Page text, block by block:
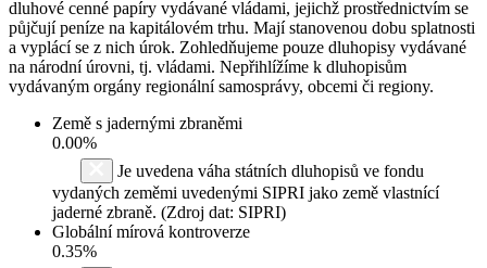
dluhové cenné papíry vydávané vládami, jejichž prostřednictvím se
půjčují peníze na kapitálovém trhu. Mají stanovenou dobu splatnosti
a vyplácí se z nich úrok. Zohledňujeme pouze dluhopisy vydávané
na národní úrovni, tj. vládami. Nepřihlížíme k dluhopisům
vydávaným orgány regionální samosprávy, obcemi či regiony.
Země s jadernými zbraněmi
0.00%
Je uvedena váha státních dluhopisů ve fondu
vydaných zeměmi uvedenými SIPRI jako země vlastnící
jaderné zbraně. (Zdroj dat: SIPRI)
Globální mírová kontroverze
0.35%